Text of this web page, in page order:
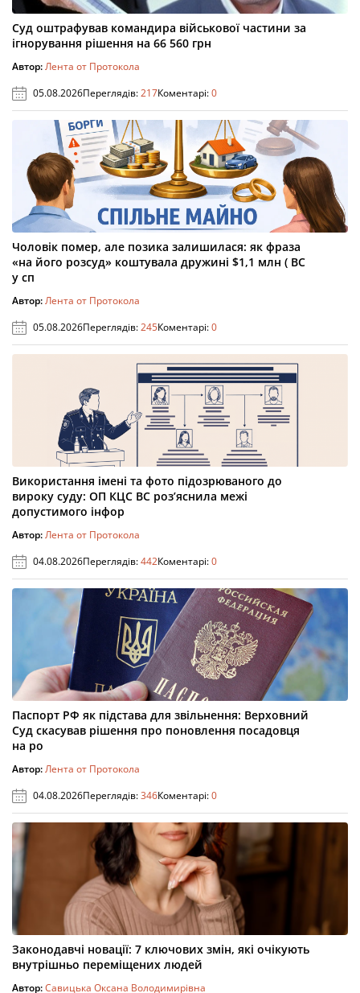
Суд оштрафував командира військової частини за
ігнорування рішення на 66 560 грн
Автор:Лента от Протокола
05.08.2026Переглядів:217Коментарі:0
Чоловік помер, але позика залишилася: як фраза
«на його розсуд» коштувала дружині $1,1 млн ( ВС
у сп
Автор:Лента от Протокола
05.08.2026Переглядів:245Коментарі:0
Використання імені та фото підозрюваного до
вироку суду: ОП КЦС ВС роз’яснила межі
допустимого інфор
Автор:Лента от Протокола
04.08.2026Переглядів:442Коментарі:0
Паспорт РФ як підстава для звільнення: Верховний
Суд скасував рішення про поновлення посадовця
на ро
Автор:Лента от Протокола
04.08.2026Переглядів:346Коментарі:0
Законодавчі новації: 7 ключових змін, які очікують
внутрішньо переміщених людей
Автор:Савицька Оксана Володимирівна